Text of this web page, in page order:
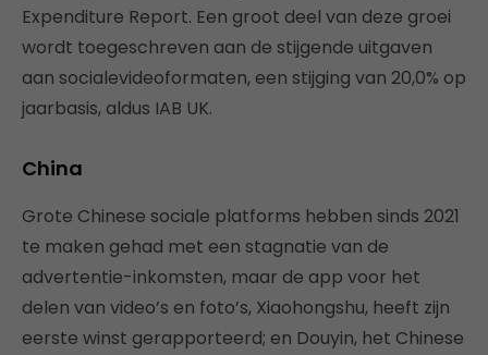
Expenditure Report. Een groot deel van deze groei
wordt toegeschreven aan de stijgende uitgaven
aan socialevideoformaten, een stijging van 20,0% op
jaarbasis, aldus IAB UK.
China
Grote Chinese sociale platforms hebben sinds 2021
te maken gehad met een stagnatie van de
advertentie-inkomsten, maar de app voor het
delen van video’s en foto’s, Xiaohongshu, heeft zijn
eerste winst gerapporteerd; en Douyin, het Chinese